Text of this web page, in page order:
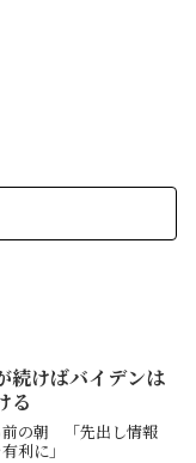
続けばバイデンは
る
前の朝 「先出し情報
利に」